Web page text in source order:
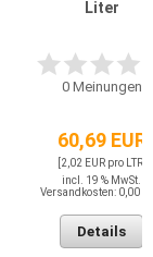
Liter
0Meinungen
60,69 EUR
[2,02 EUR pro LTR]
incl. 19 % MwSt.
Versandkosten: 0,00
Details